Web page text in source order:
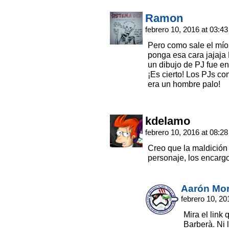
Ramon
febrero 10, 2016 at
Pero como sale el
ponga esa cara jajaja
un dibujo de PJ fue
¡Es cierto! Los PJs
era un hombre palo!
kdelamo
febrero 10, 2016 at
Creo que la
personaje, los
Aarón
febrero 10,
Mira el link
Barberà. Ni